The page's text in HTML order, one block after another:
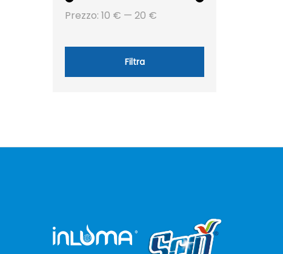
Filtra
Prezzo: 10 € — 20 €